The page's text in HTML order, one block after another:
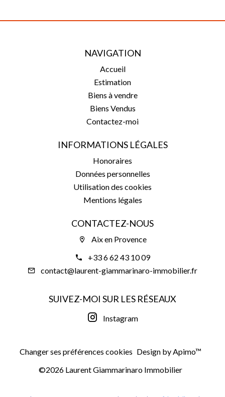
NAVIGATION
Accueil
Estimation
Biens à vendre
Biens Vendus
Contactez-moi
INFORMATIONS LÉGALES
Honoraires
Données personnelles
Utilisation des cookies
Mentions légales
CONTACTEZ-NOUS
Aix en Provence
+33 6 62 43 10 09
contact@laurent-giammarinaro-immobilier.fr
SUIVEZ-MOI SUR LES RÉSEAUX
Instagram
Changer ses préférences cookies Design byApimo™
©2026 Laurent Giammarinaro Immobilier